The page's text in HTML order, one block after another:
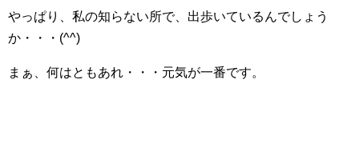
やっぱり、私の知らない所で、出歩いているんでしょう
か・・・(^^)
まぁ、何はともあれ・・・元気が一番です。